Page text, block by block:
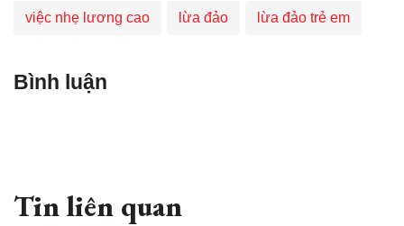
việc nhẹ lương cao lừa đảo lừa đảo trẻ em
Bình luận
Tin liên quan